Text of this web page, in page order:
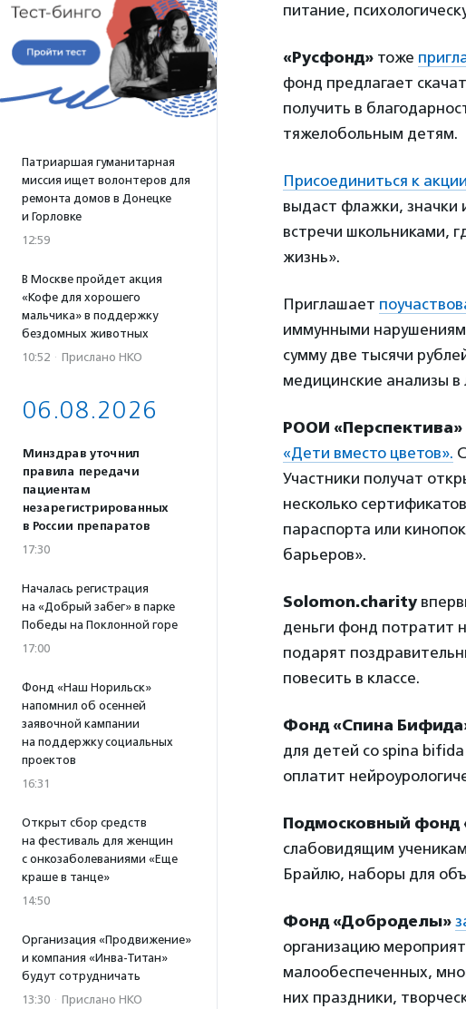
Патриаршая гуманитарная
миссия ищет волонтеров для
ремонта домов в Донецке
и Горловке
12:59
В Москве пройдет акция
«Кофе для хорошего
мальчика» в поддержку
бездомных животных
10:52 · Прислано НКО
06.08.2026
Минздрав уточнил
правила передачи
пациентам
незарегистрированных
в России препаратов
17:30
Началась регистрация
на «Добрый забег» в парке
Победы на Поклонной горе
17:00
Фонд «Наш Норильск»
напомнил об осенней
заявочной кампании
на поддержку социальных
проектов
16:31
Открыт сбор средств
на фестиваль для женщин
с онкозаболеваниями «Еще
краше в танце»
14:50
Организация «Продвижение»
и компания «Инва-Титан»
будут сотрудничать
13:30 · Прислано НКО
питание,
«Русфонд» тоже
фонд предлагает
получить в
тяжелобольным детям.
Присоединиться к акции
выдаст флажки, значки
встречи школьниками,
жизнь».
Приглашает
иммунными
сумму две тысячи
медицинские анализы
РООИ «Перспектива»
«Дети вместо цветов».
Участники получат
несколько
параспорта или
барьеров».
Solomon.charity
деньги фонд потратит
подарят
повесить в классе.
Фонд «Спина
для детей со spina
оплатит
Подмосковный фонд
слабовидящим
Брайлю, наборы для
Фонд «Доброделы»
организацию
малообеспеченных,
них праздники,